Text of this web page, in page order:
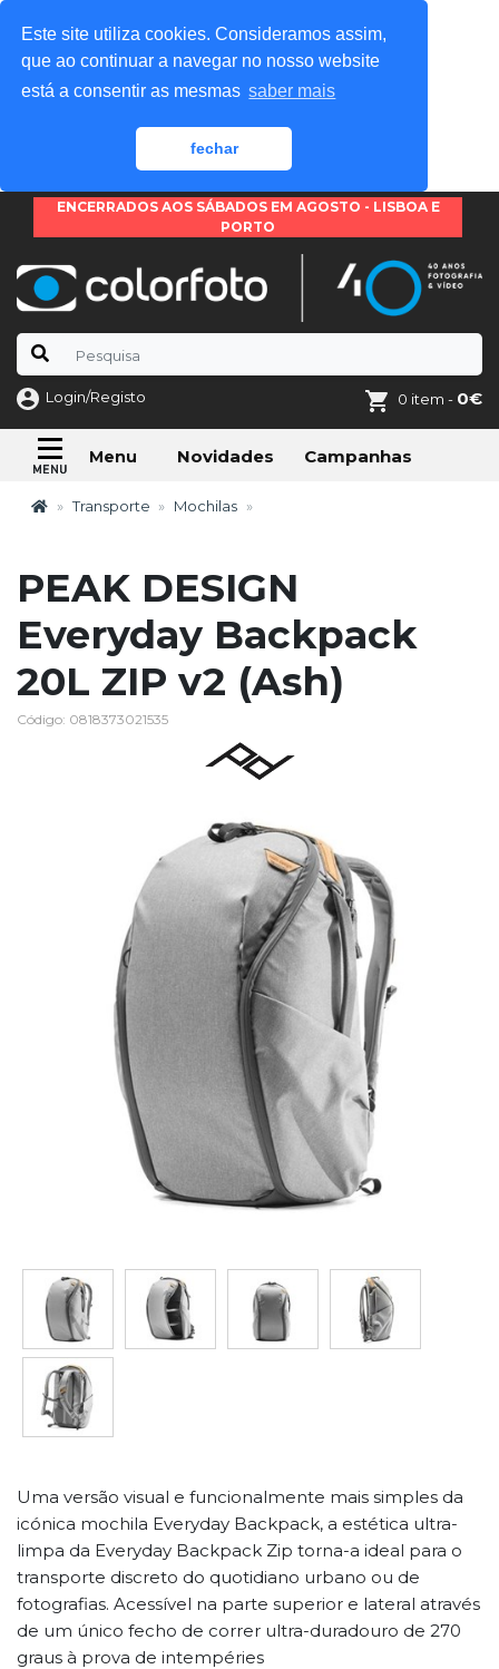
Este site utiliza cookies. Consideramos assim,
que ao continuar a navegar no nosso website
está a consentir as mesmas saber mais
fechar
ENCERRADOS AOS SÁBADOS EM AGOSTO - LISBOA E
PORTO
Login/Registo 0 item - 0€
Menu Novidades Campanhas
Transporte Mochilas
PEAK DESIGN
Everyday Backpack
20L ZIP v2 (Ash)
Código: 0818373021535
Uma versão visual e funcionalmente mais simples da
icónica mochila Everyday Backpack, a estética ultra-
limpa da Everyday Backpack Zip torna-a ideal para o
transporte discreto do quotidiano urbano ou de
fotografias. Acessível na parte superior e lateral através
de um único fecho de correr ultra-duradouro de 270
graus à prova de intempéries